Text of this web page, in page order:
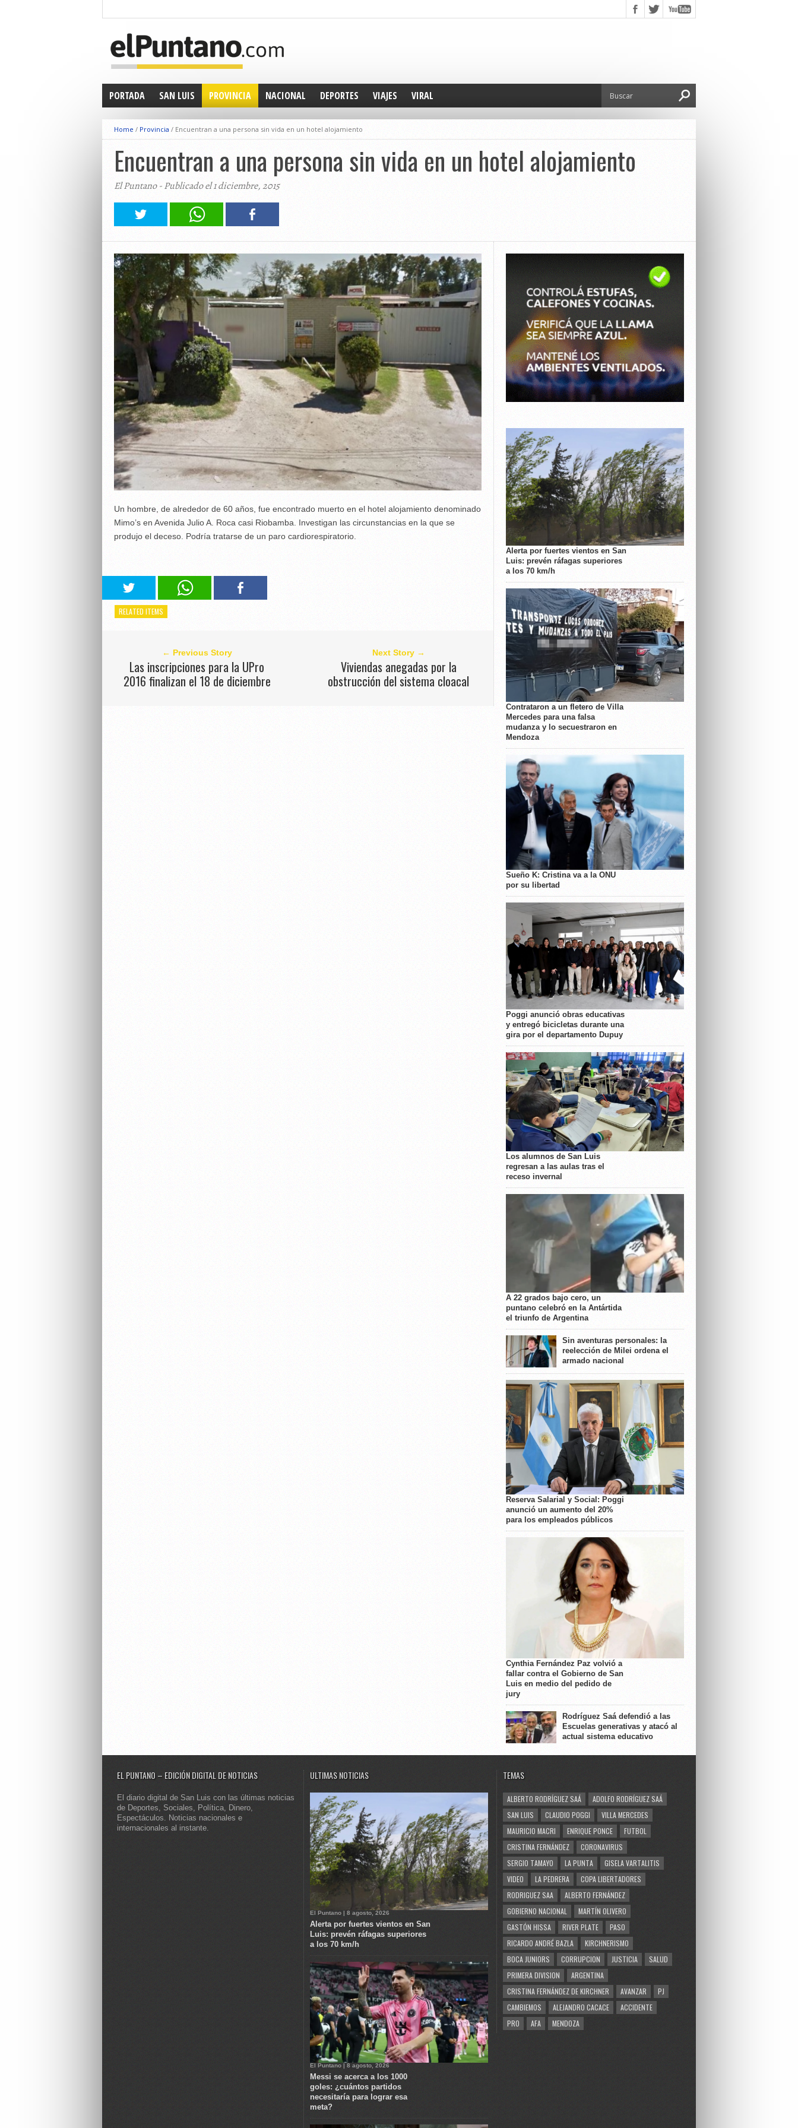
PORTADA SAN LUIS PROVINCIA NACIONAL DEPORTES VIAJES VIRAL
Home / Provincia / Encuentran a una persona sin vida en un hotel alojamiento
Encuentran a una persona sin vida en un hotel alojamiento
El Puntano - Publicado el 1 diciembre, 2015
Un hombre, de alrededor de 60 años, fue encontrado muerto en el hotel alojamiento denominado
Mimo’s en Avenida Julio A. Roca casi Riobamba. Investigan las circunstancias en la que se
produjo el deceso. Podría tratarse de un paro cardiorespiratorio.
RELATED ITEMS
← Previous Story
Las inscripciones para la UPro
2016 finalizan el 18 de diciembre
Next Story →
Viviendas anegadas por la
obstrucción del sistema cloacal
Alerta por fuertes vientos en San
Luis: prevén ráfagas superiores
a los 70 km/h
Contrataron a un fletero de Villa
Mercedes para una falsa
mudanza y lo secuestraron en
Mendoza
Sueño K: Cristina va a la ONU
por su libertad
Poggi anunció obras educativas
y entregó bicicletas durante una
gira por el departamento Dupuy
Los alumnos de San Luis
regresan a las aulas tras el
receso invernal
A 22 grados bajo cero, un
puntano celebró en la Antártida
el triunfo de Argentina
Sin aventuras personales: la
reelección de Milei ordena el
armado nacional
Reserva Salarial y Social: Poggi
anunció un aumento del 20%
para los empleados públicos
Cynthia Fernández Paz volvió a
fallar contra el Gobierno de San
Luis en medio del pedido de
jury
Rodríguez Saá defendió a las
Escuelas generativas y atacó al
actual sistema educativo
EL PUNTANO – EDICIÓN DIGITAL DE NOTICIAS
El diario digital de San Luis con las últimas noticias
de Deportes, Sociales, Política, Dinero,
Espectáculos. Noticias nacionales e
internacionales al instante.
ULTIMAS NOTICIAS
El Puntano | 8 agosto, 2026
Alerta por fuertes vientos en San
Luis: prevén ráfagas superiores
a los 70 km/h
El Puntano | 8 agosto, 2026
Messi se acerca a los 1000
goles: ¿cuántos partidos
necesitaría para lograr esa
meta?
TEMAS
ALBERTO RODRÍGUEZ SAÁ
ADOLFO RODRÍGUEZ SAÁ
SAN LUIS
CLAUDIO POGGI
VILLA MERCEDES
MAURICIO MACRI
ENRIQUE PONCE
FUTBOL
CRISTINA FERNÁNDEZ
CORONAVIRUS
SERGIO TAMAYO
LA PUNTA
GISELA VARTALITIS
VIDEO
LA PEDRERA
COPA LIBERTADORES
RODRIGUEZ SAA
ALBERTO FERNÁNDEZ
GOBIERNO NACIONAL
MARTÍN OLIVERO
GASTÓN HISSA
RIVER PLATE
PASO
RICARDO ANDRÉ BAZLA
KIRCHNERISMO
BOCA JUNIORS
CORRUPCION JUSTICIA
SALUD
PRIMERA DIVISION
ARGENTINA
CRISTINA FERNÁNDEZ DE KIRCHNER
AVANZAR
PJ
CAMBIEMOS
ALEJANDRO CACACE
ACCIDENTE
PRO
AFA MENDOZA